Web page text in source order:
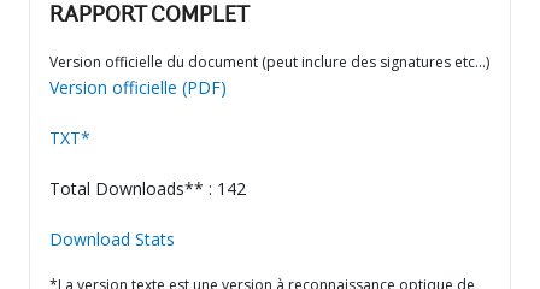
RAPPORT COMPLET
Version officielle du document (peut inclure des signatures etc…)
Version officielle (PDF)
TXT*
Total Downloads** : 142
Download Stats
*La version texte est une version à reconnaissance optique de